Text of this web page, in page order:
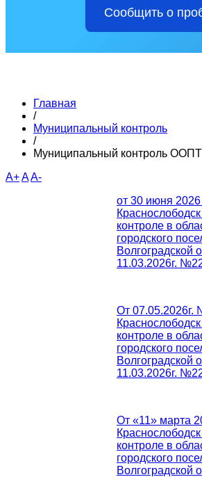
Сообщить о
Главная
/
Муниципальный контроль
/
Муниципальный контроль ООПТ
A+AA-
от 30 июня
контроле в
городского
Волгоградской
11.03.2026г.
От 07.05.2026г.
контроле в
городского
Волгоградской
11.03.2026г.
От «11» марта
контроле в
городского
Волгоградской